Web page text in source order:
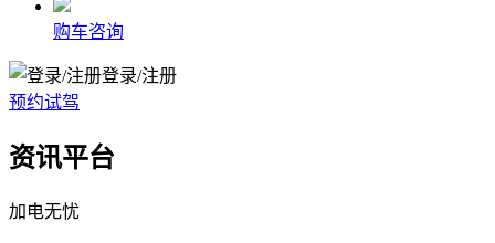
购车咨询
登录/注册
预约试驾
资讯平台
加电无忧